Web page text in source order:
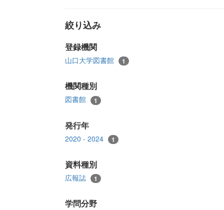
絞り込み
登録機関
山口大学図書館 1
機関種別
図書館 1
発行年
2020 - 2024 1
資料種別
広報誌 1
学問分野